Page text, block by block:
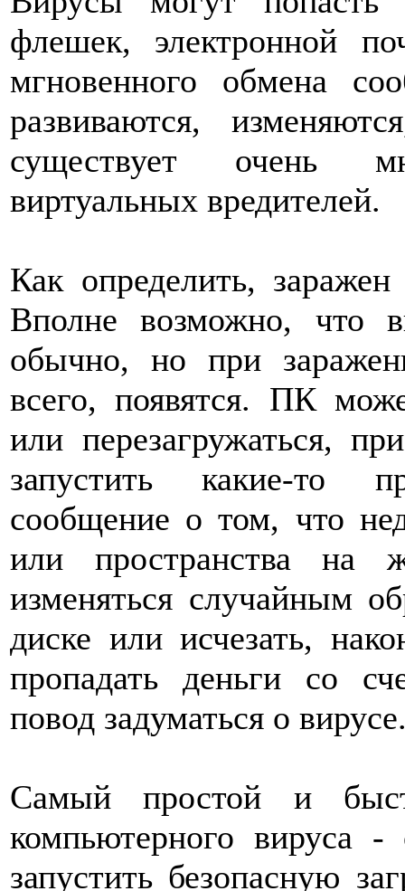
флешек, электронной
мгновенного обмена
развиваются,
существует очень
виртуальных вредителей.
Как определить,
Вполне возможно, что
обычно, но при
всего, появятся. ПК
или перезагружаться,
запустить какие-то
сообщение о том, что
или пространства на
изменяться случайным
диске или исчезать,
пропадать деньги со
повод задуматься о
Самый простой и
компьютерного вируса
запустить безопасную